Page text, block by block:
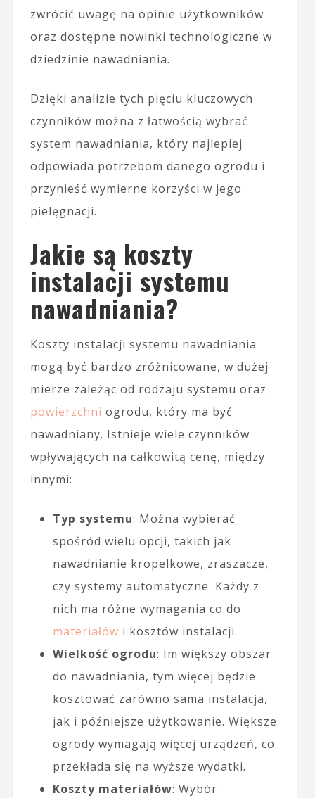
zwrócić uwagę na opinie użytkowników
oraz dostępne nowinki technologiczne w
dziedzinie nawadniania.
Dzięki analizie tych pięciu kluczowych
czynników można z łatwością wybrać
system nawadniania, który najlepiej
odpowiada potrzebom danego ogrodu i
przynieść wymierne korzyści w jego
pielęgnacji.
Jakie są koszty
instalacji systemu
nawadniania?
Koszty instalacji systemu nawadniania
mogą być bardzo zróżnicowane, w dużej
mierze zależąc od rodzaju systemu oraz
powierzchni ogrodu, który ma być
nawadniany. Istnieje wiele czynników
wpływających na całkowitą cenę, między
innymi:
Typ systemu: Można wybierać
spośród wielu opcji, takich jak
nawadnianie kropelkowe, zraszacze,
czy systemy automatyczne. Każdy z
nich ma różne wymagania co do
materiałów i kosztów instalacji.
Wielkość ogrodu: Im większy obszar
do nawadniania, tym więcej będzie
kosztować zarówno sama instalacja,
jak i późniejsze użytkowanie. Większe
ogrody wymagają więcej urządzeń, co
przekłada się na wyższe wydatki.
Koszty materiałów: Wybór